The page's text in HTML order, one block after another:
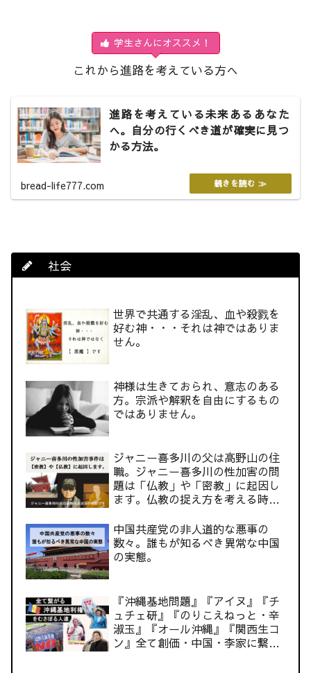
学生さんにオススメ！
これから進路を考えている方へ
進路を考えている未来あるあなた
へ。自分の行くべき道が確実に見つ
かる方法。
bread-life777.com
社会
世界で共通する淫乱、血や殺戮を
好む神・・・それは神ではありま
せん。
神様は生きておられ、意志のある
方。宗派や解釈を自由にするもの
ではありません。
ジャニー喜多川の父は高野山の住
職。ジャニー喜多川の性加害の問
題は「仏教」や「密教」に起因し
ます。仏教の捉え方を考える時で
中国共産党の非人道的な悪事の
数々。誰もが知るべき異常な中国
の実態。
『沖縄基地問題』『アイヌ』『チ
ュチェ研』『のりこえねっと・辛
淑玉』『オール沖縄』『関西生コ
ン』全て創価・中国・李家に繋が